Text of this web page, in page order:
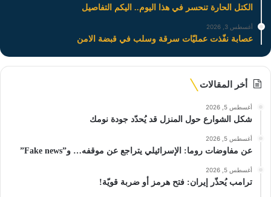
الكتل الحارة تنحسر في هذا اليوم.. اليكم التفاصيل
أغسطس 3, 2026
عصابة نفّذت عمليّات سرقة وسلب في قبضة الامن
أخر المقالات
أغسطس 5, 2026
شكل الشوارع حول المنزل قد يُحدّد جودة نومك
أغسطس 5, 2026
عن مفاوضات روما: الإسرائيلي يتراجع عن موقفه… و”Fake news”
أغسطس 5, 2026
ترامب يُحذّر إيران: فتح هرمز أو ضربة قويّة!